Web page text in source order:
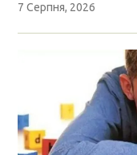
7 Серпня, 2026